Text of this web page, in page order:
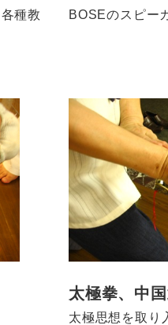
種教
BOSEのスピー
太極拳、中
太極思想を取り